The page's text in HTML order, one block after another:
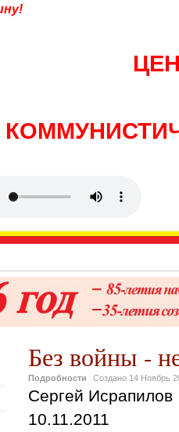
Без войны -
Подробности Создано 14 Ноябрь
Сергей Исрапилов
10.11.2011